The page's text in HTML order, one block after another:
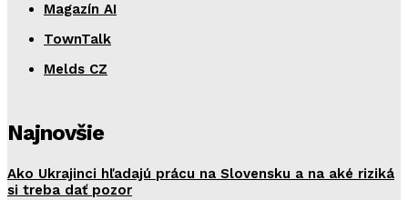
Magazín AI
TownTalk
Melds CZ
Najnovšie
Ako Ukrajinci hľadajú prácu na Slovensku a na aké riziká
si treba dať pozor